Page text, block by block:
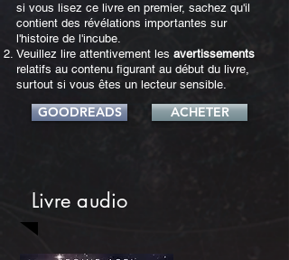
si vous lisez ce livre en premier, sachez qu'il
contient des révélations importantes sur
l'histoire de l'incube.
Veuillez lire attentivement les avertissements
relatifs au contenu figurant au début du livre,
surtout si vous êtes un lecteur sensible.
GOODREADS ACHETER
Livre audio